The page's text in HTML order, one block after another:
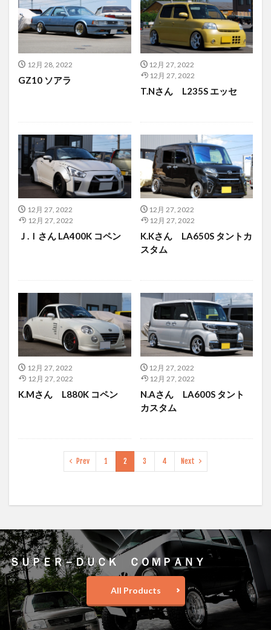
12月 28, 2022
GZ10 ソアラ
12月 27, 2022
12月 27, 2022
T.Nさん L235S エッセ
12月 27, 2022
12月 27, 2022
Ｊ.Ｉさん LA400K コペン
12月 27, 2022
12月 27, 2022
K.Kさん LA650S タントカ
スタム
12月 27, 2022
12月 27, 2022
K.Mさん L880K コペン
12月 27, 2022
12月 27, 2022
N.Aさん LA600S タント
カスタム
Prev 1 2 3 4 Next
ＳＵＰＥＲ－ＤＵＣＫ ＣＯＭＰＡＮＹ
All Products